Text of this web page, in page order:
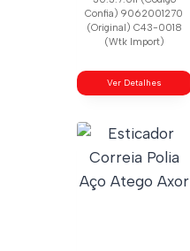
Confia) 9062001270
(Original) C43-0018
(Wtk Import)
Ver Detalhes